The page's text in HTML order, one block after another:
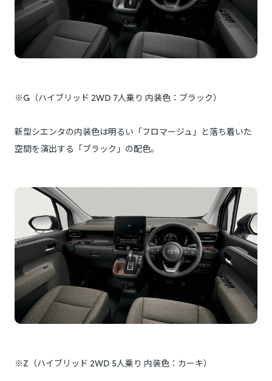
※G（ハイブリッド 2WD 7人乗り 内装色：ブラック）
新型シエンタの内装色は明るい「フロマージュ」と落ち着いた
空間を演出する「ブラック」の配色。
※Z（ハイブリッド 2WD 5人乗り 内装色：カーキ）